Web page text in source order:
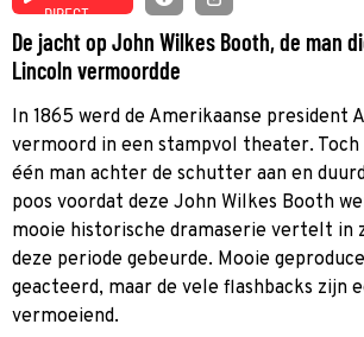
DIRECT
De jacht op John Wilkes Booth, de man
Lincoln vermoordde
In 1865 werd de Amerikaanse president
vermoord in een stampvol theater.
één man achter de schutter aan en
poos voordat deze John Wilkes Booth
mooie historische dramaserie vertelt in
deze periode gebeurde. Mooie
geacteerd, maar de vele flashbacks zijn
vermoeiend.